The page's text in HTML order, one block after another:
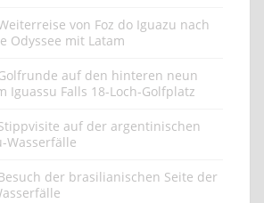
von Foz do Iguazu nach
Odyssee mit Latam
auf den hinteren neun
Iguassu Falls 18-Loch-Golfplatz
auf der argentinischen
Wasserfälle
der brasilianischen Seite der